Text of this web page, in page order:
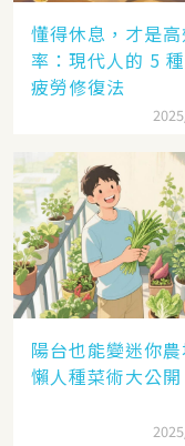
懂得休息，才是
率：現代人的 5
疲勞修復法
陽台也能變迷你農
懶人種菜術大公開